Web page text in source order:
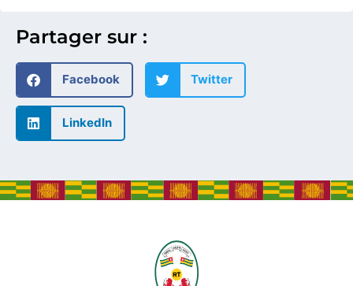
Partager sur :
Facebook Twitter
LinkedIn